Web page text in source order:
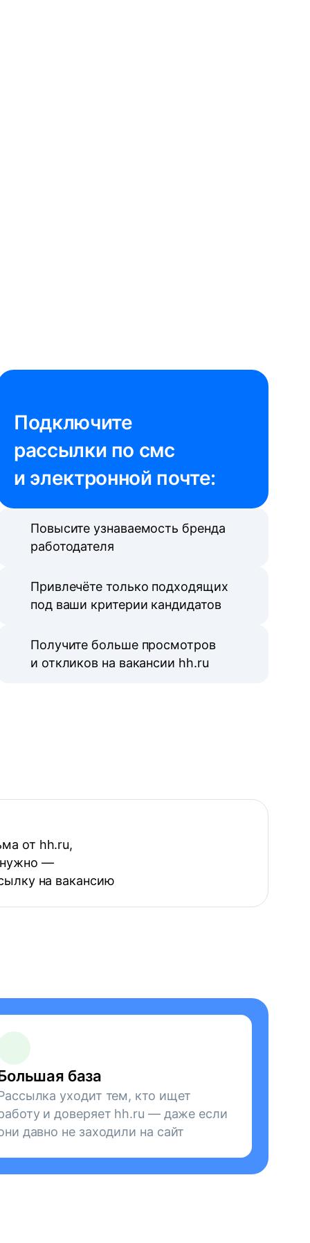
Подключите
рассылки по смс
и электронной почте:
Повысите узнаваемость бренда
работодателя
Привлечёте только подходящих
под ваши критерии кандидатов
Получите больше просмотров
и откликов на вакансии hh.ru
от hh.ru,
нужно —
на вакансию
база
уходит тем, кто ищет
и доверяет hh.ru — даже если
давно не заходили на сайт